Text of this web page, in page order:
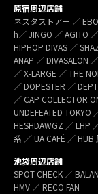
原宿周辺店舗
ネスタストアー ／
h／ JINGO ／ AGITO
HIPHOP DIVAS ／
ANAP ／ DIVASALON
／ X-LARGE ／ THE
／ DOPESTER ／
／ CAP COLLECTOR
UNDEFEATED TOKYO
HESHDAWGZ ／ LHP
系 ／ UA CAFÉ ／ HUB
池袋周辺店舗
SPOT CHECK ／
HMV ／ RECO FAN